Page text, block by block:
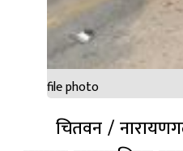
file photo
चितवन /